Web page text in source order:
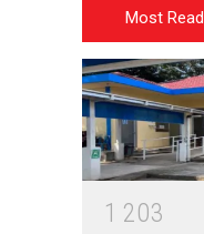
Most Read
1 203